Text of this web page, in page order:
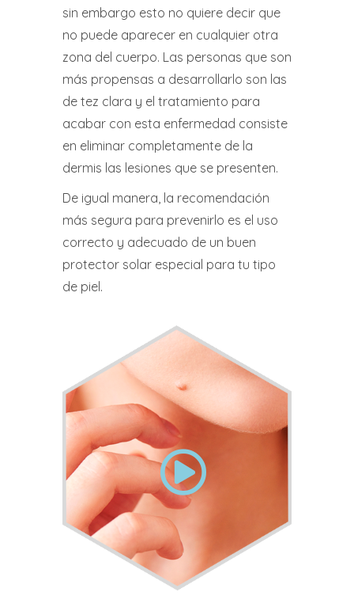
sin embargo esto no quiere decir que
no puede aparecer en cualquier otra
zona del cuerpo. Las personas que son
más propensas a desarrollarlo son las
de tez clara y el tratamiento para
acabar con esta enfermedad consiste
en eliminar completamente de la
dermis las lesiones que se presenten.
De igual manera, la recomendación
más segura para prevenirlo es el uso
correcto y adecuado de un buen
protector solar especial para tu tipo
de piel.